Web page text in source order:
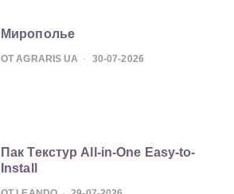
Мирополье
ОТ AGRARIS UA 30-07-2026
Пак Текстур All-in-One Easy-to-
Install